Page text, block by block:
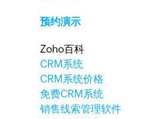
预约演示
Zoho百科
CRM系统
CRM系统价格
免费CRM系统
销售线索管理软件